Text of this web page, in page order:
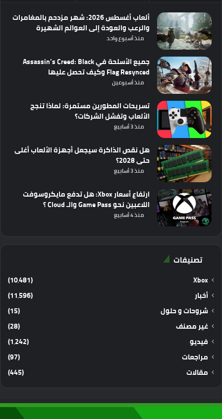
ألعاب أغسطس 2026: شهر مزدحم بالمغامرات
والرعب والعودة إلى العوالم الشهيرة
منذ أسبوع واحد
جميع الأسلحة في Assassin’s Creed: Black
Flag Resynced وكيف تحصل عليها
منذ أسبوعين
تسريحات المطورين مستمرة: لماذا تنجح
الألعاب وتفشل الشركات؟
منذ 3 أسابيع
هل نقص الذاكرة سيجعل أجهزة الألعاب أغلى
حتى 2028؟
منذ 3 أسابيع
ارتفاع أسعار Xbox: هل تدفع مايكروسوفت
اللاعبين نحو Game Pass والـ Cloud ؟
منذ 4 أسابيع
تصنيفات
Xbox
(10٬481)
أخبار
(11٬596)
شروحات و حلول
(15)
غير مصنف
(28)
فيديو
(1٬242)
مراجعات
(97)
مقالات
(445)